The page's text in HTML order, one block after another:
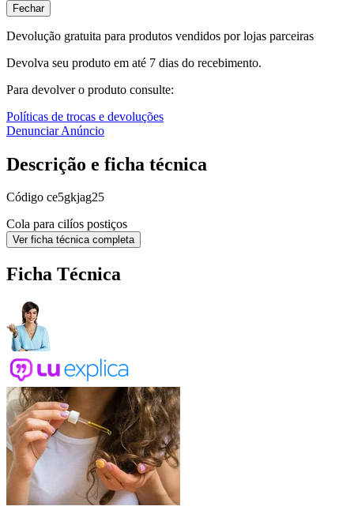
Fechar
Devolução gratuita para produtos vendidos por lojas parceiras
Devolva seu produto em até 7 dias do recebimento.
Para devolver o produto consulte:
Políticas de trocas e devoluções
Denunciar Anúncio
Descrição e ficha técnica
Código ce5gkjag25
Cola para cilíos postiços
Ver ficha técnica completa
Ficha Técnica